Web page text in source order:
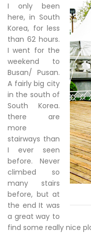
I only been
here, in South
Korea, for less
than 62 hours.
I went for the
weekend to
Busan/ Pusan.
A fairly big city
in the south of
South Korea.
there are
more
stairways than
I ever seen
before. Never
climbed so
many stairs
before, but at
the end It was
a great way to
find some really nice